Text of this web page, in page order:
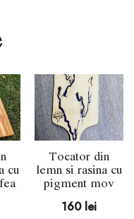
cu
Tocator din
lemn si rasina cu
pigment mov
160 lei